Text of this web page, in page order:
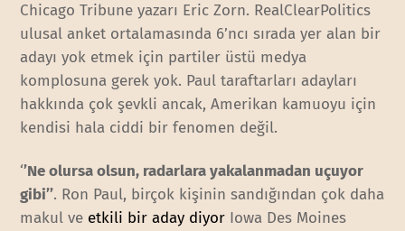
Chicago Tribune yazarı Eric Zorn. RealClearPolitics
ulusal anket ortalamasında 6’ncı sırada yer alan bir
adayı yok etmek için partiler üstü medya
komplosuna gerek yok. Paul taraftarları adayları
hakkında çok şevkli ancak, Amerikan kamuoyu için
kendisi hala ciddi bir fenomen değil.
‘’Ne olursa olsun, radarlara yakalanmadan uçuyor
gibi’’. Ron Paul, birçok kişinin sandığından çok daha
makul ve etkili bir aday diyor Iowa Des Moines